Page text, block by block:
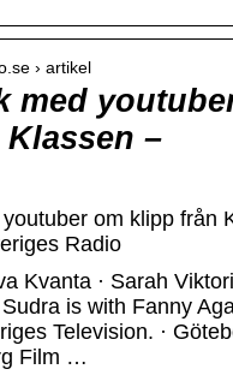
› artikel
med
–
om klipp från
Radio
Kvanta · Sarah
is with Fanny
Television. ·
Film …